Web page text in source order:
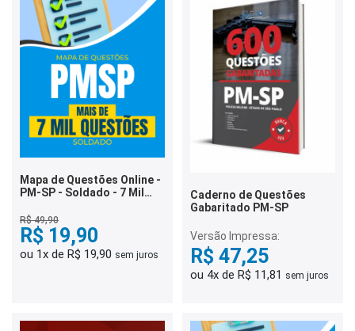
Mapa de Questões Online -
PM-SP - Soldado - 7 Mil
R$ 49,90
R$ 19,90
ou 1x de R$ 19,90 sem juros
Caderno de Questões
Gabaritado PM-SP
Versão Impressa:
R$ 47,25
ou 4x de R$ 11,81 sem juros